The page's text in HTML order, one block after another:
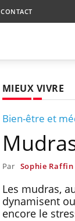
CONTACT
MIEUX VIVRE
Bien-être et
Par Sophie Raffin
Les mudras,
dynamisent
encore le